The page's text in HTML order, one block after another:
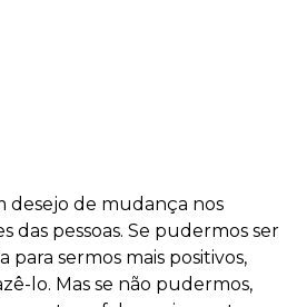
desejo de mudança nos
das pessoas. Se pudermos ser
sermos mais positivos,
lo. Mas se não pudermos,